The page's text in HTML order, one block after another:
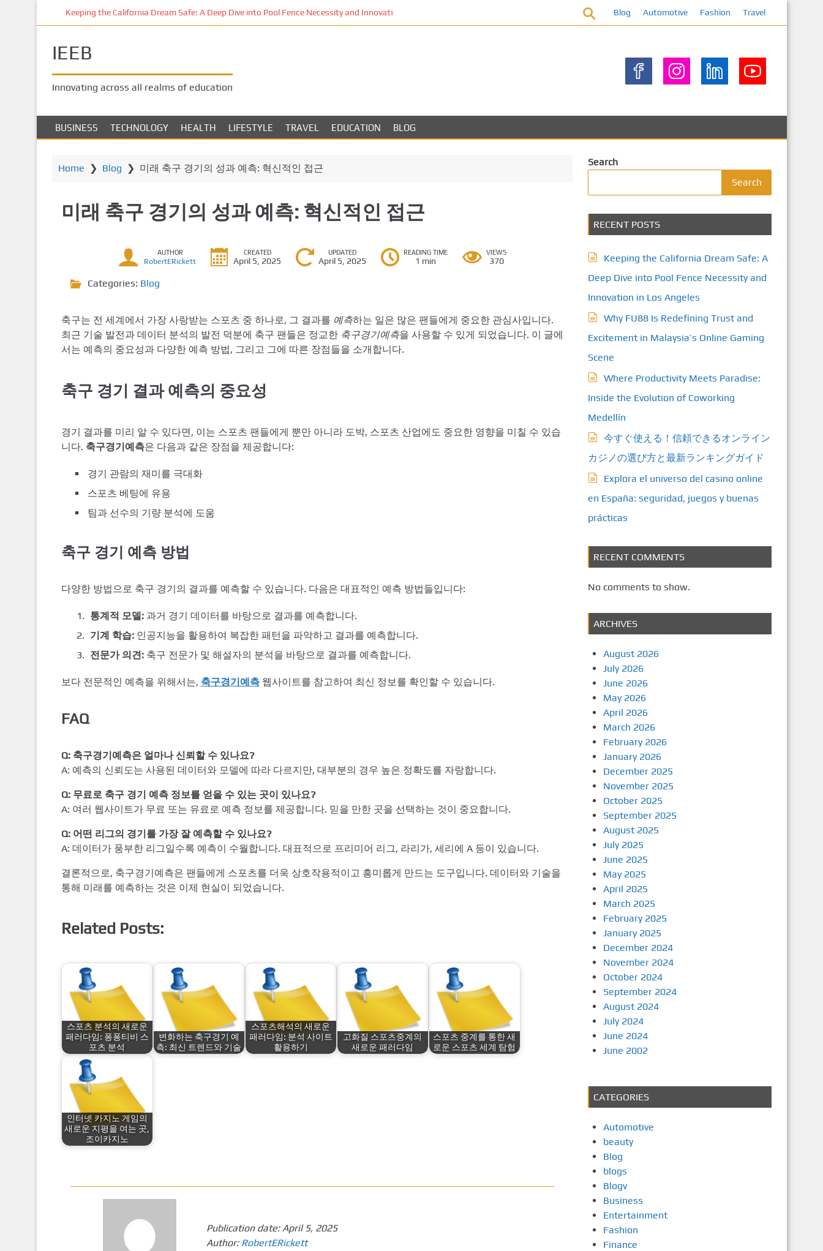
n
Keeping the California Dream Safe: A Deep Dive into Pool Fence Necessity and Innovation in Los Angeles Blog Automotive Fashion Travel
IEEB
Innovating across all realms of education
BUSINESS TECHNOLOGY HEALTH LIFESTYLE TRAVEL EDUCATION BLOG
Home ❯ Blog ❯ 미래 축구 경기의 성과 예측: 혁신적인 접근
미래 축구 경기의 성과 예측: 혁신적인 접근
AUTHOR
RobertERickett
CREATED
April 5, 2025
UPDATED
April 5, 2025
READING TIME
1 min
VIEWS
370
Categories: Blog
축구는 전 세계에서 가장 사랑받는 스포츠 중 하나로, 그 결과를 예측하는 일은 많은 팬들에게 중요한 관심사입니다.
최근 기술 발전과 데이터 분석의 발전 덕분에 축구 팬들은 정교한 축구경기예측을 사용할 수 있게 되었습니다. 이 글에
서는 예측의 중요성과 다양한 예측 방법, 그리고 그에 따른 장점들을 소개합니다.
축구 경기 결과 예측의 중요성
경기 결과를 미리 알 수 있다면, 이는 스포츠 팬들에게 뿐만 아니라 도박, 스포츠 산업에도 중요한 영향을 미칠 수 있습
니다. 축구경기예측은 다음과 같은 장점을 제공합니다:
경기 관람의 재미를 극대화
스포츠 베팅에 유용
팀과 선수의 기량 분석에 도움
축구 경기 예측 방법
다양한 방법으로 축구 경기의 결과를 예측할 수 있습니다. 다음은 대표적인 예측 방법들입니다:
통계적 모델:과거 경기 데이터를 바탕으로 결과를 예측합니다.
기계 학습:인공지능을 활용하여 복잡한 패턴을 파악하고 결과를 예측합니다.
전문가 의견:축구 전문가 및 해설자의 분석을 바탕으로 결과를 예측합니다.
보다 전문적인 예측을 위해서는, 축구경기예측웹사이트를 참고하여 최신 정보를 확인할 수 있습니다.
FAQ
Q: 축구경기예측은 얼마나 신뢰할 수 있나요?
A: 예측의 신뢰도는 사용된 데이터와 모델에 따라 다르지만, 대부분의 경우 높은 정확도를 자랑합니다.
Q: 무료로 축구 경기 예측 정보를 얻을 수 있는 곳이 있나요?
A: 여러 웹사이트가 무료 또는 유료로 예측 정보를 제공합니다. 믿을 만한 곳을 선택하는 것이 중요합니다.
Q: 어떤 리그의 경기를 가장 잘 예측할 수 있나요?
A: 데이터가 풍부한 리그일수록 예측이 수월합니다. 대표적으로 프리미어 리그, 라리가, 세리에 A 등이 있습니다.
결론적으로, 축구경기예측은 팬들에게 스포츠를 더욱 상호작용적이고 흥미롭게 만드는 도구입니다. 데이터와 기술을
통해 미래를 예측하는 것은 이제 현실이 되었습니다.
Related Posts:
스포츠 분석의 새로운
패러다임: 퐁퐁티비 스
포츠 분석
변화하는 축구경기 예
측: 최신 트렌드와 기술
스포츠해석의 새로운
패러다임: 분석 사이트
활용하기
고화질 스포츠중계의
새로운 패러다임
스포츠 중계를 통한 새
로운 스포츠 세계 탐험
인터넷 카지노 게임의
새로운 지평을 여는 곳,
조이카지노
Publication date:April 5, 2025
Author: RobertERickett
Search
Search
RECENT POSTS
Keeping the California Dream Safe: A
Deep Dive into Pool Fence Necessity and
Innovation in Los Angeles
Why FU88 Is Redefining Trust and
Excitement in Malaysia’s Online Gaming
Scene
Where Productivity Meets Paradise:
Inside the Evolution of Coworking
Medellín
今すぐ使える！信頼できるオンライン
カジノの選び方と最新ランキングガイド
Explora el universo del casino online
en España: seguridad, juegos y buenas
prácticas
RECENT COMMENTS
No comments to show.
ARCHIVES
August 2026
July 2026
June 2026
May 2026
April 2026
March 2026
February 2026
January 2026
December 2025
November 2025
October 2025
September 2025
August 2025
July 2025
June 2025
May 2025
April 2025
March 2025
February 2025
January 2025
December 2024
November 2024
October 2024
September 2024
August 2024
July 2024
June 2024
June 2002
CATEGORIES
Automotive
beauty
Blog
blogs
Blogv
Business
Entertainment
Fashion
Finance